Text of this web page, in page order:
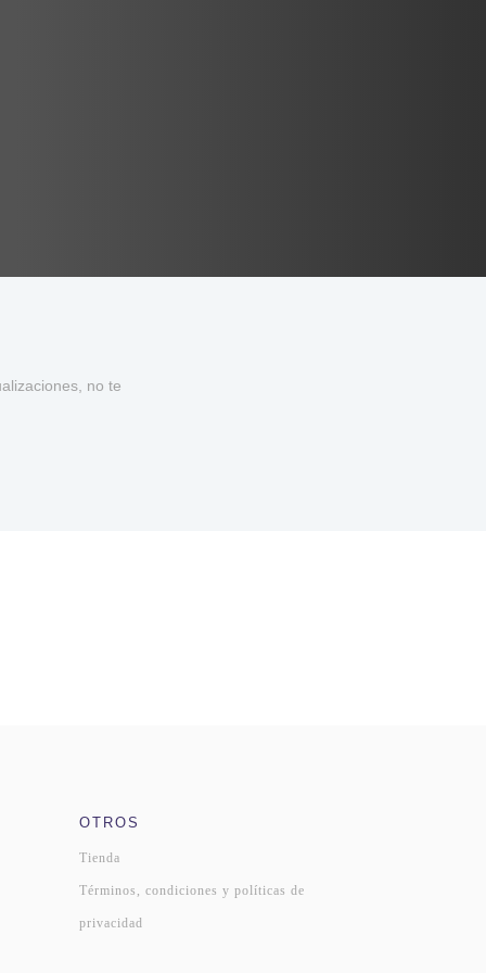
no te
OTROS
Tienda
Términos, condiciones y políticas de
privacidad